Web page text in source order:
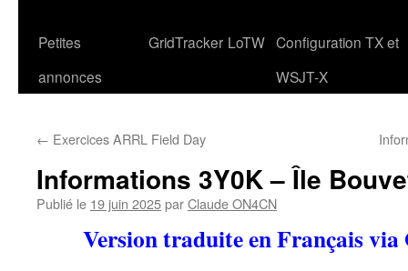
Petites
annonces
GridTracker LoTW Configuration TX et
WSJT-X
← Exercices ARRL Field Day
Informations 3Y0K – Île
Publié le 19 juin 2025parClaude ON4CN
Version traduite en Français via